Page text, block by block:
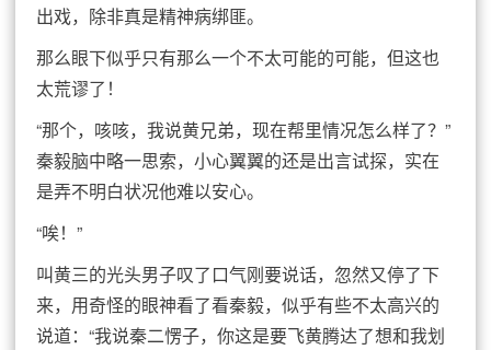
出戏，除非真是精神病绑匪。
那么眼下似乎只有那么一个不太可能的可能，但这也
太荒谬了！
“那个，咳咳，我说黄兄弟，现在帮里情况怎么样了？”
秦毅脑中略一思索，小心翼翼的还是出言试探，实在
是弄不明白状况他难以安心。
“唉！”
叫黄三的光头男子叹了口气刚要说话，忽然又停了下
来，用奇怪的眼神看了看秦毅，似乎有些不太高兴的
说道：“我说秦二愣子，你这是要飞黄腾达了想和我划